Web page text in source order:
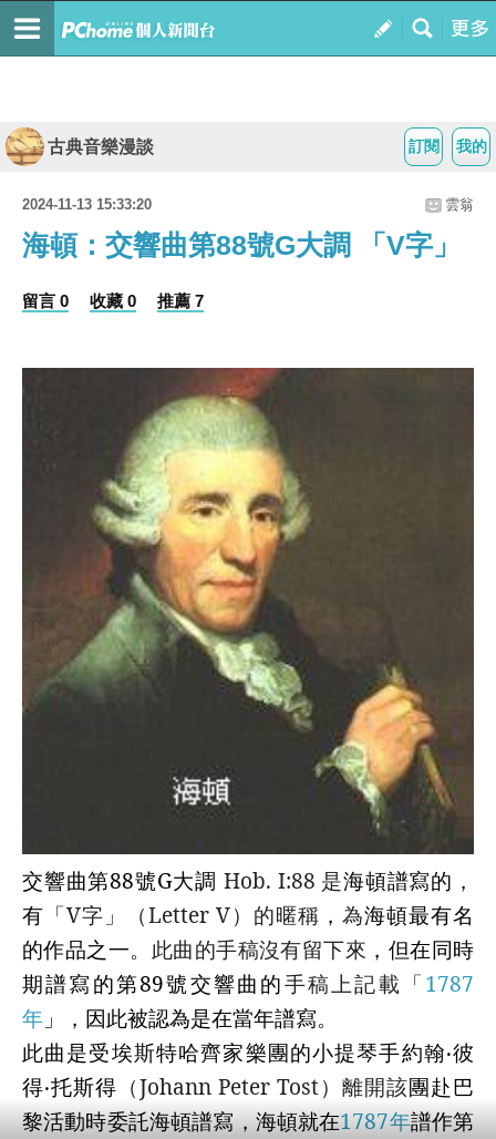
我的
訂閱
古典音樂漫談
2024-11-13 15:33:20 雲翁
海頓：交響曲第88號G大調 「V字」
留言 0 收藏 0 推薦 7
交響曲第88號G大調 Hob. I:88 是海頓譜寫的 ，
有 「V字」 （Letter V） 的暱稱 ， 為海頓最有名
的作品之一。此曲的手稿沒有留下來 ，但在同時
期譜寫的第89號交響曲的手稿上記載「1787
年 」 ，因此被認為是在當年譜寫。
此曲是受埃斯特哈齊家樂團的小提琴手約翰‧彼
得‧托斯得 （Johann Peter Tost）離開該團赴巴
黎活動時委託海頓譜寫，海頓就在1787年譜作第